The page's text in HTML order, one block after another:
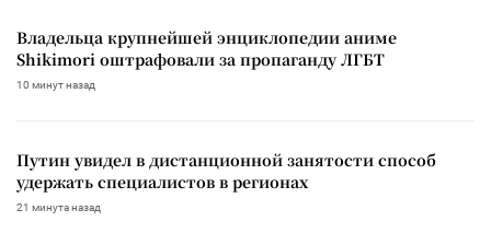
Владельца крупнейшей энциклопедии аниме
Shikimori оштрафовали за пропаганду ЛГБТ
10 минут назад
Путин увидел в дистанционной занятости способ
удержать специалистов в регионах
21 минута назад